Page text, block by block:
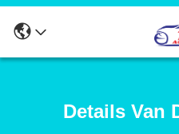
Details Van